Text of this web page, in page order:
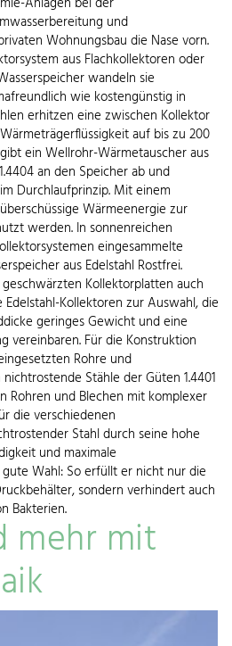
und
Wohnungsbau die Nase vorn.
aus Flachkollektoren oder
wandeln sie
wie kostengünstig in
erhitzen eine zwischen Kollektor
auf bis zu 200
ein Wellrohr-Wärmetauscher aus
an den Speicher ab und
Durchlaufprinzip. Mit einem
Wärmeenergie zur
werden. In sonnenreichen
eingesammelte
aus Edelstahl Rostfrei.
Kollektorplatten auch
Kollektoren zur Auswahl, die
geringes Gewicht und eine
vereinbaren. Für die Konstruktion
Rohre und
Stähle der Güten 1.4401
Rohren und Blechen mit komplexer
die verschiedenen
Stahl durch seine hohe
und maximale
Wahl: So erfüllt er nicht nur die
sondern verhindert auch
Bakterien.
mehr mit